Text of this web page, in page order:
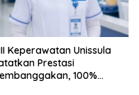
Keperawatan Unissula
Prestasi
100%